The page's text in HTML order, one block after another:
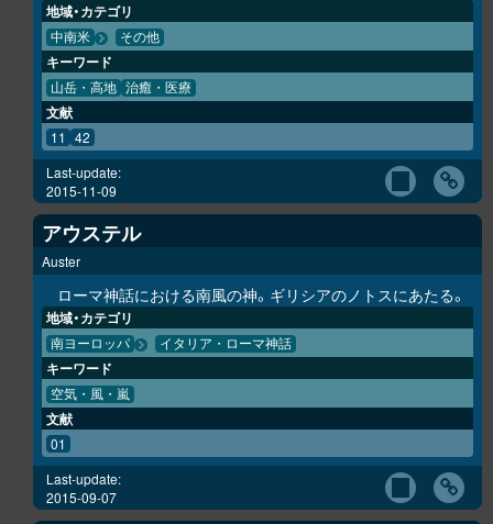
地域・カテゴリ
中南米 その他
キーワード
山岳・高地 治癒・医療
文献
11 42
Last-update:
2015-11-09
アウステル
Auster
ローマ神話における南風の神。ギリシアのノトスにあたる。
地域・カテゴリ
南ヨーロッパ イタリア・ローマ神話
キーワード
空気・風・嵐
文献
01
Last-update:
2015-09-07